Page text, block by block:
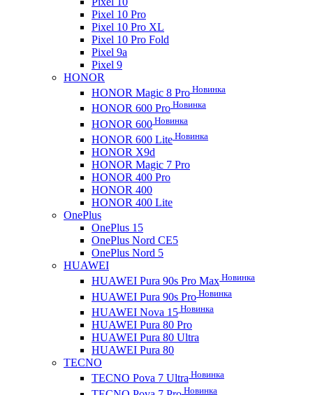
Pixel 10 Pro
Pixel 10 Pro XL
Pixel 10 Pro Fold
Pixel 9a
Pixel 9
HONOR
HONOR Magic 8 Pro Новинка
HONOR 600 Pro Новинка
HONOR 600 Новинка
HONOR 600 Lite Новинка
HONOR X9d
HONOR Magic 7 Pro
HONOR 400 Pro
HONOR 400
HONOR 400 Lite
OnePlus
OnePlus 15
OnePlus Nord CE5
OnePlus Nord 5
HUAWEI
HUAWEI Pura 90s Pro Max Новинка
HUAWEI Pura 90s Pro Новинка
HUAWEI Nova 15 Новинка
HUAWEI Pura 80 Pro
HUAWEI Pura 80 Ultra
HUAWEI Pura 80
TECNO
TECNO Pova 7 Ultra Новинка
Новинка